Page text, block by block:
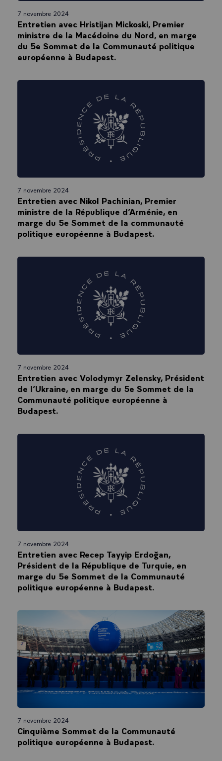
7 novembre 2024
Entretien avec Hristijan Mickoski, Premier
ministre de la Macédoine du Nord, en marge
du 5e Sommet de la Communauté politique
européenne à Budapest.
7 novembre 2024
Entretien avec Nikol Pachinian, Premier
ministre de la République d’Arménie, en
marge du 5e Sommet de la communauté
politique européenne à Budapest.
7 novembre 2024
Entretien avec Volodymyr Zelensky, Président
de l’Ukraine, en marge du 5e Sommet de la
Communauté politique européenne à
Budapest.
7 novembre 2024
Entretien avec Recep Tayyip Erdoğan,
Président de la République de Turquie, en
marge du 5e Sommet de la Communauté
politique européenne à Budapest.
7 novembre 2024
Cinquième Sommet de la Communauté
politique européenne à Budapest.